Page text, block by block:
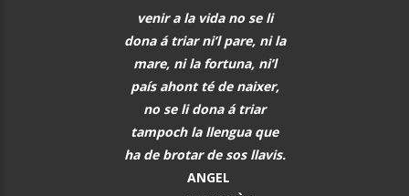
venir a la vida no se li
dona á triar ni’l pare, ni la
mare, ni la fortuna, ni’l
país ahont té de naixer,
no se li dona á triar
tampoch la llengua que
ha de brotar de sos llavis.
ANGEL